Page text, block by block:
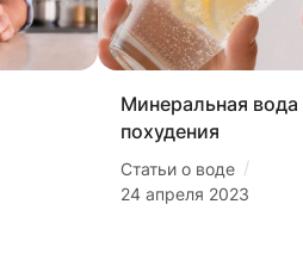
Минеральная вода
похудения
Статьи о воде /
24 апреля 2023